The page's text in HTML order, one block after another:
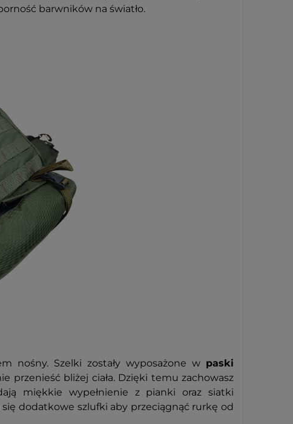
barwników na światło.
nośny. Szelki zostały wyposażone w paski
przenieść bliżej ciała. Dzięki temu zachowasz
miękkie wypełnienie z pianki oraz siatki
dodatkowe szlufki aby przeciągnąć rurkę od